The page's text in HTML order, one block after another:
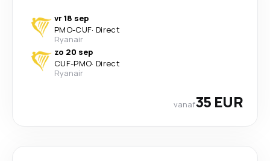
vr 18 sep
PMO-CUF· Direct
Ryanair
zo 20 sep
CUF-PMO· Direct
Ryanair
vanaf35 EUR